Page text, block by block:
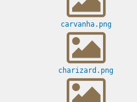
carvanha.png
charizard.png